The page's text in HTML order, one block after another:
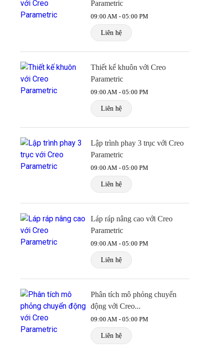
Parametric
09:00 AM - 05:00 PM
Liên hệ
Thiết kế khuôn với Creo
Parametric
09:00 AM - 05:00 PM
Liên hệ
Lập trình phay 3 trục với Creo
Parametric
09:00 AM - 05:00 PM
Liên hệ
Láp ráp nâng cao với Creo
Parametric
09:00 AM - 05:00 PM
Liên hệ
Phân tích mô phỏng chuyển
động với Creo...
09:00 AM - 05:00 PM
Liên hệ